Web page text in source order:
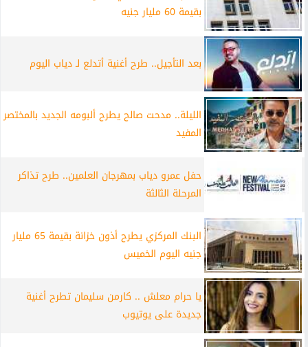
بقيمة 60 مليار جنيه
بعد التأجيل.. طرح أغنية أتدلع لـ دياب اليوم
الليلة.. مدحت صالح يطرح ألبومه الجديد بالمختصر
المفيد
حفل عمرو دياب بمهرجان العلمين.. طرح تذاكر
المرحلة الثالثة
البنك المركزي يطرح أذون خزانة بقيمة 65 مليار
جنيه اليوم الخميس
يا حرام معلش .. كارمن سليمان تطرح أغنية
جديدة على يوتيوب